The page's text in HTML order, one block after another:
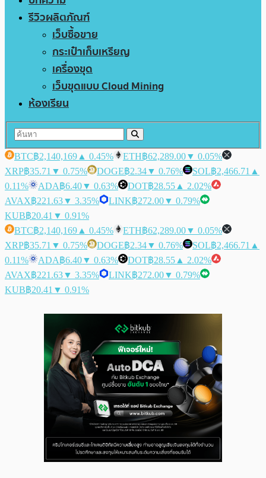
รีวิวผลิตภัณฑ์
เว็บซื้อขาย
กระเป๋าเก็บเหรียญ
เครื่องขุด
เว็บขุดแบบ Cloud Mining
ห้องเรียน
BTC฿2,140,169 ▲ 0.45% ETH฿62,289.00▼ 0.05%
XRP฿35.71 ▼ 0.75% DOGE฿2.34▼ 0.76% SOL฿2,466.71 ▲
0.11%
ADA฿6.40▼ 0.63% DOT฿28.55 ▲ 2.02%
AVAX฿221.63▼ 3.35% LINK฿272.00▼ 0.79%
KUB฿20.41 ▼ 0.91%
BTC฿2,140,169 ▲ 0.45% ETH฿62,289.00▼ 0.05%
XRP฿35.71 ▼ 0.75% DOGE฿2.34▼ 0.76% SOL฿2,466.71 ▲
0.11%
ADA฿6.40▼ 0.63% DOT฿28.55 ▲ 2.02%
AVAX฿221.63▼ 3.35% LINK฿272.00▼ 0.79%
KUB฿20.41 ▼ 0.91%